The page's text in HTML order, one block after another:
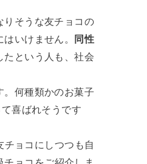
りそうな友チョコの
いけません。
同性
たという人も、社会
。何種類かのお菓子
喜ばれそうです
ョコにしつつも自